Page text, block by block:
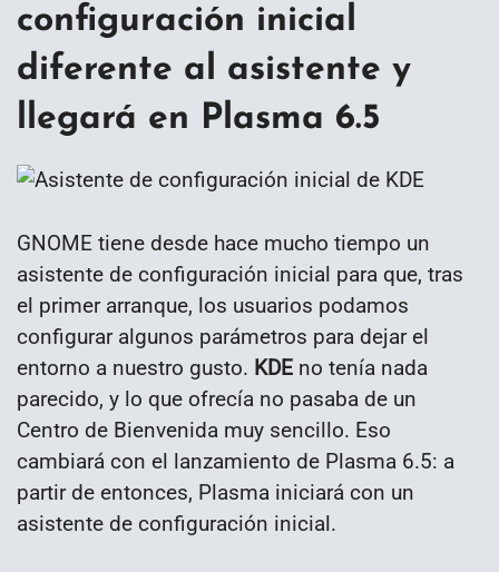
configuración inicial
diferente al asistente y
llegará en Plasma 6.5
GNOME tiene desde hace mucho tiempo un
asistente de configuración inicial para que, tras
el primer arranque, los usuarios podamos
configurar algunos parámetros para dejar el
entorno a nuestro gusto. KDE no tenía nada
parecido, y lo que ofrecía no pasaba de un
Centro de Bienvenida muy sencillo. Eso
cambiará con el lanzamiento de Plasma 6.5: a
partir de entonces, Plasma iniciará con un
asistente de configuración inicial.